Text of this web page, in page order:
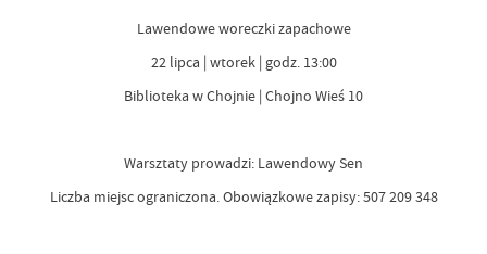
Lawendowe woreczki zapachowe
22 lipca | wtorek | godz. 13:00
Biblioteka w Chojnie | Chojno Wieś 10
Warsztaty prowadzi: Lawendowy Sen
Liczba miejsc ograniczona. Obowiązkowe zapisy: 507 209 348